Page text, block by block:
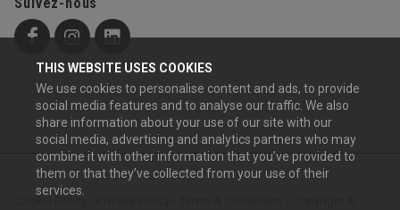
THIS WEBSITE USES COOKIES
We use cookies to personalise content and ads, to provide
social media features and to analyse our traffic. We also
share information about your use of our site with our
social media, advertising and analytics partners who may
combine it with other information that you’ve provided to
them or that they’ve collected from your use of their
services.